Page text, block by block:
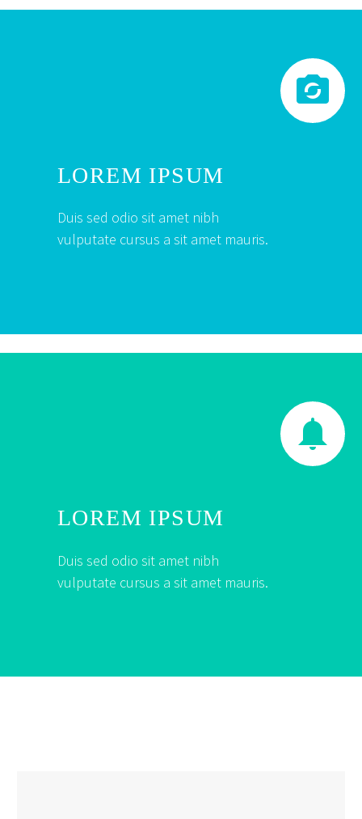


LOREM IPSUM
Duis sed odio sit amet nibh
vulputate cursus a sit amet mauris.


LOREM IPSUM
Duis sed odio sit amet nibh
vulputate cursus a sit amet mauris.